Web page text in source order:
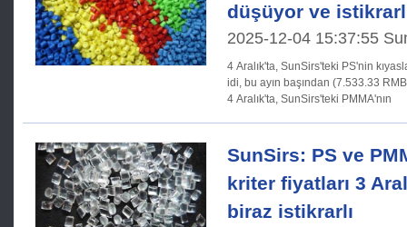
düşüyor ve
2025-12-04 15:37:55
4 Aralık'ta, SunSirs'teki PS'nin
idi, bu ayın başından (7.533.33
4 Aralık'ta, SunSirs'teki PMMA'nın
SunSirs: PS ve
kriter fiyatları 3
biraz istikrarlı